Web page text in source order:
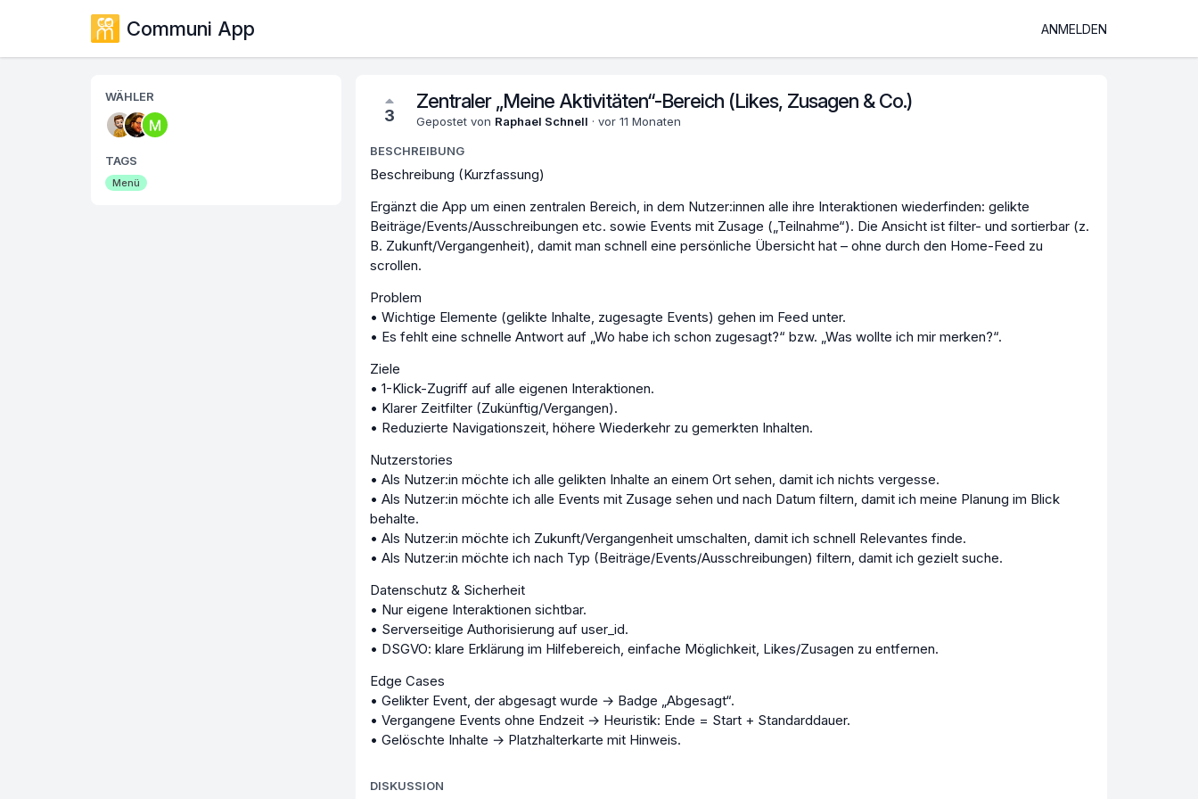
Communi App ANMELDEN
3
Zentraler „Meine Aktivitäten“-Bereich (Likes, Zusagen & Co.)
Gepostet von Raphael Schnell · vor 11 Monaten
BESCHREIBUNG
Beschreibung (Kurzfassung)
Ergänzt die App um einen zentralen Bereich, in dem Nutzer:innen alle ihre Interaktionen wiederfinden: gelikte
Beiträge/Events/Ausschreibungen etc. sowie Events mit Zusage („Teilnahme“). Die Ansicht ist filter- und sortierbar (z.
B. Zukunft/Vergangenheit), damit man schnell eine persönliche Übersicht hat – ohne durch den Home-Feed zu
scrollen.
Problem
• Wichtige Elemente (gelikte Inhalte, zugesagte Events) gehen im Feed unter.
• Es fehlt eine schnelle Antwort auf „Wo habe ich schon zugesagt?“ bzw. „Was wollte ich mir merken?“.
Ziele
• 1-Klick-Zugriff auf alle eigenen Interaktionen.
• Klarer Zeitfilter (Zukünftig/Vergangen).
• Reduzierte Navigationszeit, höhere Wiederkehr zu gemerkten Inhalten.
Nutzerstories
• Als Nutzer:in möchte ich alle gelikten Inhalte an einem Ort sehen, damit ich nichts vergesse.
• Als Nutzer:in möchte ich alle Events mit Zusage sehen und nach Datum filtern, damit ich meine Planung im Blick
behalte.
• Als Nutzer:in möchte ich Zukunft/Vergangenheit umschalten, damit ich schnell Relevantes finde.
• Als Nutzer:in möchte ich nach Typ (Beiträge/Events/Ausschreibungen) filtern, damit ich gezielt suche.
Datenschutz & Sicherheit
• Nur eigene Interaktionen sichtbar.
• Serverseitige Authorisierung auf user_id.
• DSGVO: klare Erklärung im Hilfebereich, einfache Möglichkeit, Likes/Zusagen zu entfernen.
Edge Cases
• Gelikter Event, der abgesagt wurde → Badge „Abgesagt“.
• Vergangene Events ohne Endzeit → Heuristik: Ende = Start + Standarddauer.
• Gelöschte Inhalte → Platzhalterkarte mit Hinweis.
DISKUSSION
WÄHLER
TAGS
Menü